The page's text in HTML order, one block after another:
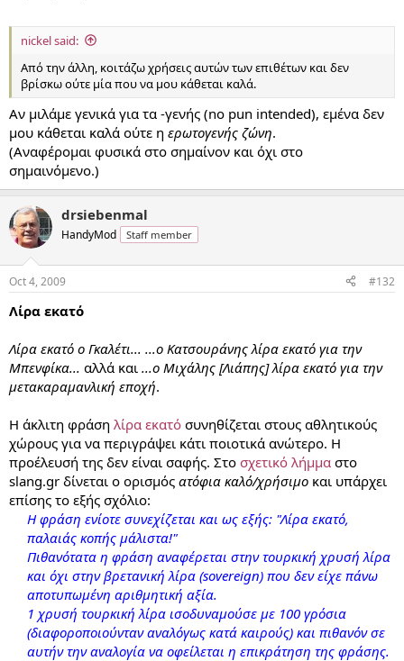
nickel said:
Από την άλλη, κοιτάζω χρήσεις αυτών των επιθέτων και δεν
βρίσκω ούτε μία που να μου κάθεται καλά.
Αν μιλάμε γενικά για τα -γενής (no pun intended), εμένα δεν
μου κάθεται καλά ούτε η ερωτογενής ζώνη.
(Αναφέρομαι φυσικά στο σημαίνον και όχι στο
σημαινόμενο.)
drsiebenmal
HandyMod Staff member
Oct 4, 2009 #132
Λίρα εκατό
Λίρα εκατό ο Γκαλέτι... ...ο Κατσουράνης λίρα εκατό για την
Μπενφίκα... αλλά και ...ο Μιχάλης [Λιάπης] λίρα εκατό για την
μετακαραμανλική εποχή.
Η άκλιτη φράση λίρα εκατό συνηθίζεται στους αθλητικούς
χώρους για να περιγράψει κάτι ποιοτικά ανώτερο. Η
προέλευσή της δεν είναι σαφής. Στο σχετικό λήμμα στο
slang.gr δίνεται ο ορισμός ατόφια καλό/χρήσιμο και υπάρχει
επίσης το εξής σχόλιο:
Η φράση ενίοτε συνεχίζεται και ως εξής: "Λίρα εκατό,
παλαιάς κοπής μάλιστα!"
Πιθανότατα η φράση αναφέρεται στην τουρκική χρυσή λίρα
και όχι στην βρετανική λίρα (sovereign) που δεν είχε πάνω
αποτυπωμένη αριθμητική αξία.
1 χρυσή τουρκική λίρα ισοδυναμούσε με 100 γρόσια
(διαφοροποιούνταν αναλόγως κατά καιρούς) και πιθανόν σε
αυτήν την αναλογία να οφείλεται η επικράτηση της φράσης.